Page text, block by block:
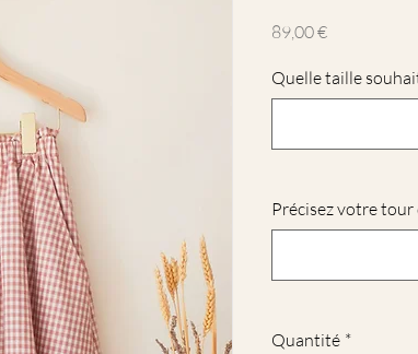
89,00 €Prix
Quelle taille
Précisez votre tour
Quantité *